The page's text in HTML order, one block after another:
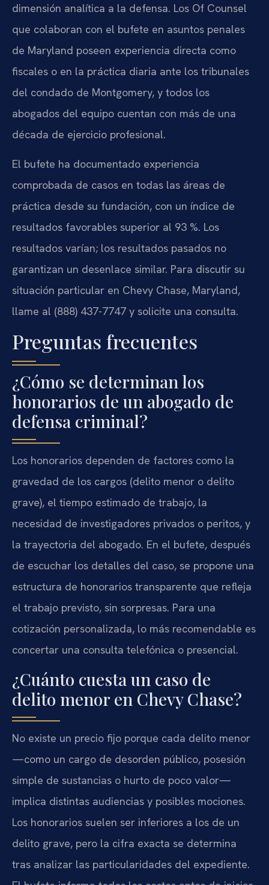
dimensión analítica a la defensa. Los Of Counsel
que colaboran con el bufete en asuntos penales
de Maryland poseen experiencia directa como
fiscales o en la práctica diaria ante los tribunales
del condado de Montgomery, y todos los
abogados del equipo cuentan con más de una
década de ejercicio profesional.
El bufete ha documentado experiencia
comprobada de casos en todas las áreas de
práctica desde su fundación, con un índice de
resultados favorables superior al 93 %. Los
resultados varían; los resultados pasados no
garantizan un desenlace similar. Para discutir su
situación particular en Chevy Chase, Maryland,
llame al (888) 437-7747 y solicite una consulta.
Preguntas frecuentes
¿Cómo se determinan los
honorarios de un abogado de
defensa criminal?
Los honorarios dependen de factores como la
gravedad de los cargos (delito menor o delito
grave), el tiempo estimado de trabajo, la
necesidad de investigadores privados o peritos, y
la trayectoria del abogado. En el bufete, después
de escuchar los detalles del caso, se propone una
estructura de honorarios transparente que refleja
el trabajo previsto, sin sorpresas. Para una
cotización personalizada, lo más recomendable es
concertar una consulta telefónica o presencial.
¿Cuánto cuesta un caso de
delito menor en Chevy Chase?
No existe un precio fijo porque cada delito menor
—como un cargo de desorden público, posesión
simple de sustancias o hurto de poco valor—
implica distintas audiencias y posibles mociones.
Los honorarios suelen ser inferiores a los de un
delito grave, pero la cifra exacta se determina
tras analizar las particularidades del expediente.